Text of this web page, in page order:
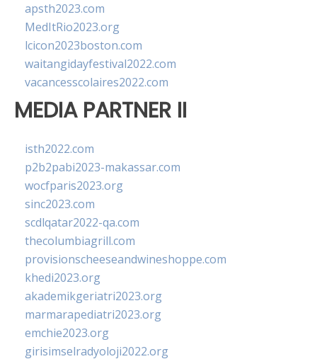
apsth2023.com
MedItRio2023.org
lcicon2023boston.com
waitangidayfestival2022.com
vacancesscolaires2022.com
MEDIA PARTNER II
isth2022.com
p2b2pabi2023-makassar.com
wocfparis2023.org
sinc2023.com
scdlqatar2022-qa.com
thecolumbiagrill.com
provisionscheeseandwineshoppe.com
khedi2023.org
akademikgeriatri2023.org
marmarapediatri2023.org
emchie2023.org
girisimselradyoloji2022.org